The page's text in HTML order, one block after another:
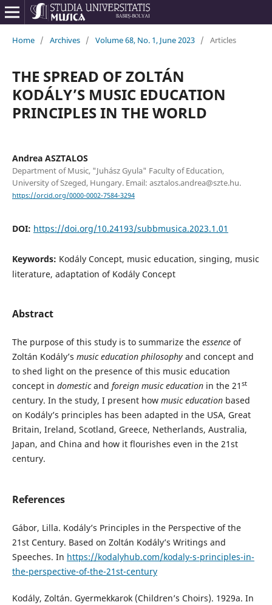
Home / Archives / Volume 68, No. 1, June 2023 / Articles
THE SPREAD OF ZOLTÁN
KODÁLY’S MUSIC EDUCATION
PRINCIPLES IN THE WORLD
Andrea ASZTALOS
Department of Music, "Juhász Gyula" Faculty of Education,
University of Szeged, Hungary. Email: asztalos.andrea@szte.hu.
https://orcid.org/0000-0002-7584-3294
DOI: https://doi.org/10.24193/subbmusica.2023.1.01
Keywords: Kodály Concept, music education, singing, music
literature, adaptation of Kodály Concept
Abstract
The purpose of this study is to summarize the essenceof
Zoltán Kodály’s music education philosophyand concept and
to shed light on the presence of this music education
concept in domesticand foreign music educationin the 21 st
century. In the study, I present how music educationbased
on Kodály’s principles has been adapted in the USA, Great
Britain, Ireland, Scotland, Greece, Netherlands, Australia,
Japan, and China and how it flourishes even in the 21st
century.
References
Gábor, Lilla. Kodály’s Principles in the Perspective of the
21st Century. Based on Zoltán Kodály’s Writings and
Speeches. In https://kodalyhub.com/kodaly-s-principles-in-
the-perspective-of-the-21st-century
Kodály, Zoltán. Gyermekkarok (Children’s Choirs). 1929a. In